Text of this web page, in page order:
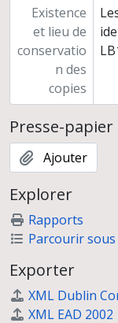
Existence
et lieu de
conservatio
n des
copies
Presse-papier
Ajouter
Explorer
Rapports
Parcourir
Exporter
XML Dublin
XML EAD 2002